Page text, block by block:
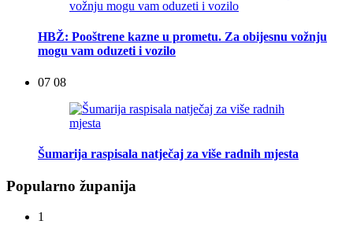
HBŽ: Pooštrene kazne u prometu. Za obijesnu vožnju
mogu vam oduzeti i vozilo
07 08
Šumarija raspisala natječaj za više radnih mjesta
Popularno županija
1